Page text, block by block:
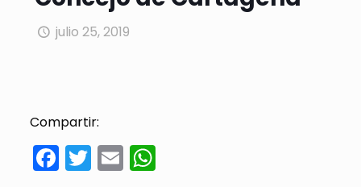
julio 25, 2019
Compartir:
Facebook
Twitter
EmailWhatsApp